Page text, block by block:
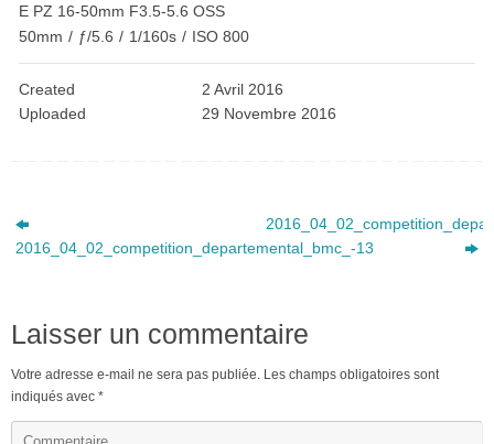
E PZ 16-50mm F3.5-5.6 OSS
50mm / ƒ/5.6 / 1/160s / ISO 800
Created
2 Avril 2016
Uploaded
29 Novembre 2016
2016_04_02_competition_departemental_bmc_-13
Laisser un commentaire
Votre adresse e-mail ne sera pas publiée. Les champs obligatoires sont
indiqués avec *